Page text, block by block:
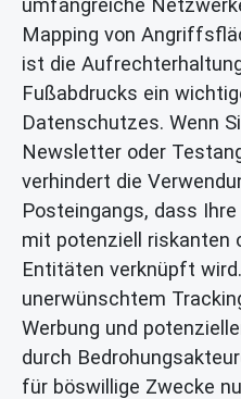
Mapping von
ist die
Fußabdrucks ein
Datenschutzes. Wenn
Newsletter oder
verhindert die
Posteingangs, dass
mit potenziell riskanten
Entitäten verknüpft
unerwünschtem
Werbung und
durch
für böswillige Zwecke